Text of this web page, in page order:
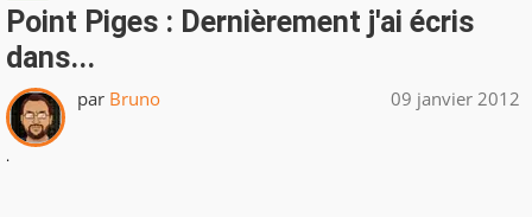
Point Piges : Dernièrement j'ai écris
dans...
par Bruno 09 janvier 2012
.